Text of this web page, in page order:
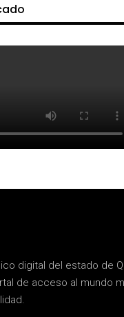
digital del estado de
de acceso al mundo